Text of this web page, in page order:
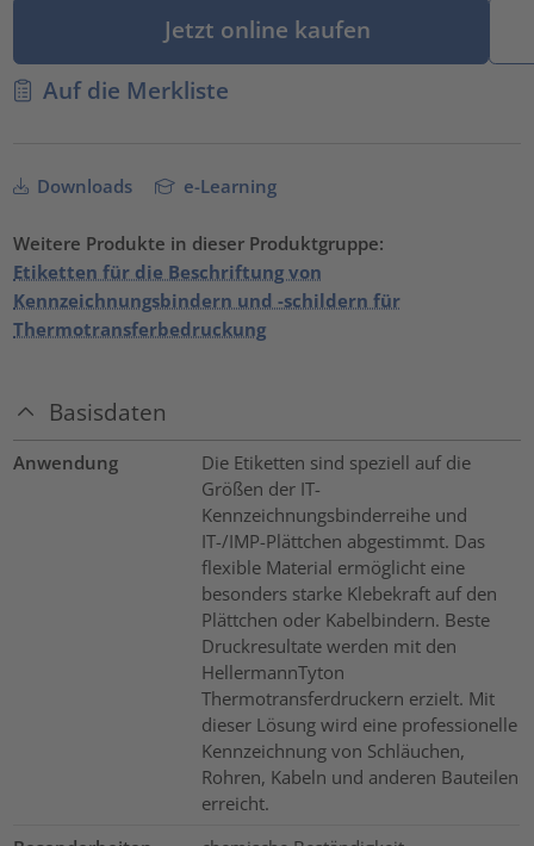
Jetzt online kaufen
Auf die Merkliste
Downloads e-Learning
Weitere Produkte in dieser Produktgruppe:
Etiketten für die Beschriftung von
Kennzeichnungsbindern und -schildern für
Thermotransferbedruckung
Basisdaten
Anwendung
Die Etiketten sind speziell auf die
Größen der IT-
Kennzeichnungsbinderreihe und
IT-/IMP-Plättchen abgestimmt. Das
flexible Material ermöglicht eine
besonders starke Klebekraft auf den
Plättchen oder Kabelbindern. Beste
Druckresultate werden mit den
HellermannTyton
Thermotransferdruckern erzielt. Mit
dieser Lösung wird eine professionelle
Kennzeichnung von Schläuchen,
Rohren, Kabeln und anderen Bauteilen
erreicht.